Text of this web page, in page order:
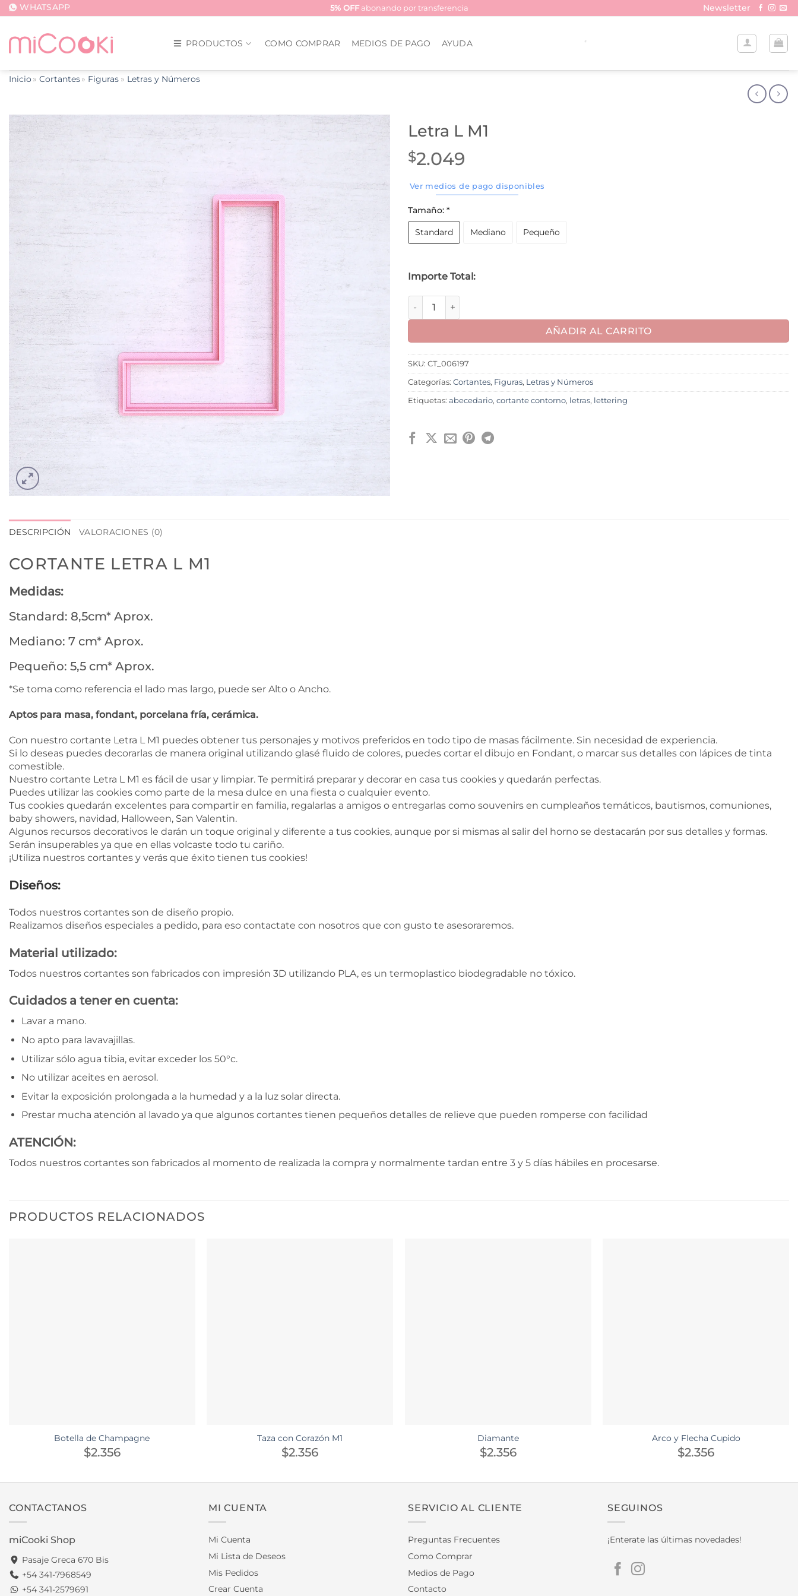
Saltar
contenido
WHATSAPP 5% OFFabonando por transferencia Newsletter
PRODUCTOS COMO COMPRAR MEDIOS DE PAGO AYUDA
Inicio Cortantes Figuras Letras y Números
Letra L M1
$2.049
Ver medios de pago disponibles
Tamaño: *
Standard Mediano Pequeño
Importe Total:
Letra L M1 cantidad
AÑADIR AL CARRITO
SKU: CT_006197
Categorías: Cortantes, Figuras, Letras y Números
Etiquetas: abecedario, cortante contorno, letras, lettering
DESCRIPCIÓN VALORACIONES (0)
CORTANTE LETRA L M1
Medidas:
Standard: 8,5cm* Aprox.
Mediano: 7 cm* Aprox.
Pequeño: 5,5 cm* Aprox.
*Se toma como referencia el lado mas largo, puede ser Alto o Ancho.
Aptos para masa, fondant, porcelana fría, cerámica.
Con nuestro cortante Letra L M1 puedes obtener tus personajes y motivos preferidos en todo tipo de masas fácilmente. Sin necesidad de experiencia.
Si lo deseas puedes decorarlas de manera original utilizando glasé fluido de colores, puedes cortar el dibujo en Fondant, o marcar sus detalles con lápices de tinta
comestible.
Nuestro cortante Letra L M1 es fácil de usar y limpiar. Te permitirá preparar y decorar en casa tus cookies y quedarán perfectas.
Puedes utilizar las cookies como parte de la mesa dulce en una fiesta o cualquier evento.
Tus cookies quedarán excelentes para compartir en familia, regalarlas a amigos o entregarlas como souvenirs en cumpleaños temáticos, bautismos, comuniones,
baby showers, navidad, Halloween, San Valentin.
Algunos recursos decorativos le darán un toque original y diferente a tus cookies, aunque por si mismas al salir del horno se destacarán por sus detalles y formas.
Serán insuperables ya que en ellas volcaste todo tu cariño.
¡Utiliza nuestros cortantes y verás que éxito tienen tus cookies!
Diseños:
Todos nuestros cortantes son de diseño propio.
Realizamos diseños especiales a pedido, para eso contactate con nosotros que con gusto te asesoraremos.
Material utilizado:
Todos nuestros cortantes son fabricados con impresión 3D utilizando PLA, es un termoplastico biodegradable no tóxico.
Cuidados a tener en cuenta:
Lavar a mano.
No apto para lavavajillas.
Utilizar sólo agua tibia, evitar exceder los 50°c.
No utilizar aceites en aerosol.
Evitar la exposición prolongada a la humedad y a la luz solar directa.
Prestar mucha atención al lavado ya que algunos cortantes tienen pequeños detalles de relieve que pueden romperse con facilidad
ATENCIÓN:
Todos nuestros cortantes son fabricados al momento de realizada la compra y normalmente tardan entre 3 y 5 días hábiles en procesarse.
PRODUCTOS RELACIONADOS
Botella de Champagne
$2.356
Taza con Corazón M1
$2.356
Diamante
$2.356
Arco y Flecha Cupido
$2.356
CONTACTANOS
miCooki Shop
Pasaje Greca 670 Bis
+54 341-7968549
+54 341-2579691
MI CUENTA
Mi Cuenta
Mi Lista de Deseos
Mis Pedidos
Crear Cuenta
SERVICIO AL CLIENTE
Preguntas Frecuentes
Como Comprar
Medios de Pago
Contacto
SEGUINOS
¡Enterate las últimas novedades!